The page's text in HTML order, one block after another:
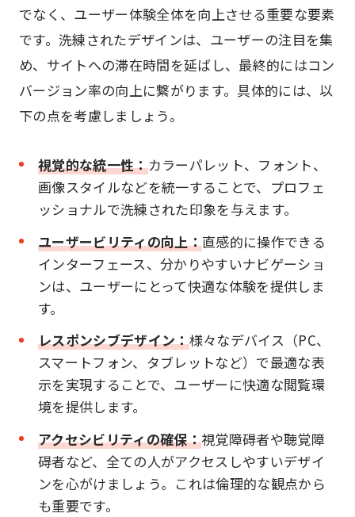
でなく、ユーザー体験全体を向上させる重要な要素
です。洗練されたデザインは、ユーザーの注目を集
め、サイトへの滞在時間を延ばし、最終的にはコン
バージョン率の向上に繋がります。具体的には、以
下の点を考慮しましょう。
視覚的な統一性：カラーパレット、フォント、
画像スタイルなどを統一することで、プロフェ
ッショナルで洗練された印象を与えます。
ユーザービリティの向上：直感的に操作できる
インターフェース、分かりやすいナビゲーショ
ンは、ユーザーにとって快適な体験を提供しま
す。
レスポンシブデザイン：様々なデバイス（PC、
スマートフォン、タブレットなど）で最適な表
示を実現することで、ユーザーに快適な閲覧環
境を提供します。
アクセシビリティの確保：視覚障碍者や聴覚障
碍者など、全ての人がアクセスしやすいデザイ
ンを心がけましょう。これは倫理的な観点から
も重要です。